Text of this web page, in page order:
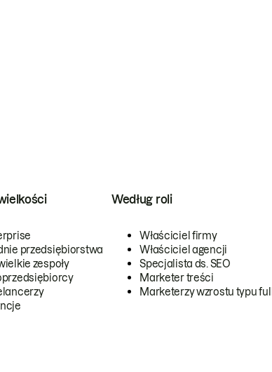
przedsiębiorstwa
zespoły
Według roli
Właściciel firmy
Właściciel agencji
Specjalista ds. SEO
Marketer treści
Marketerzy wzrostu typu